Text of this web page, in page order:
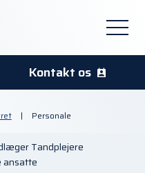
| Personale
Kontakt os
Tandplejere
ansatte